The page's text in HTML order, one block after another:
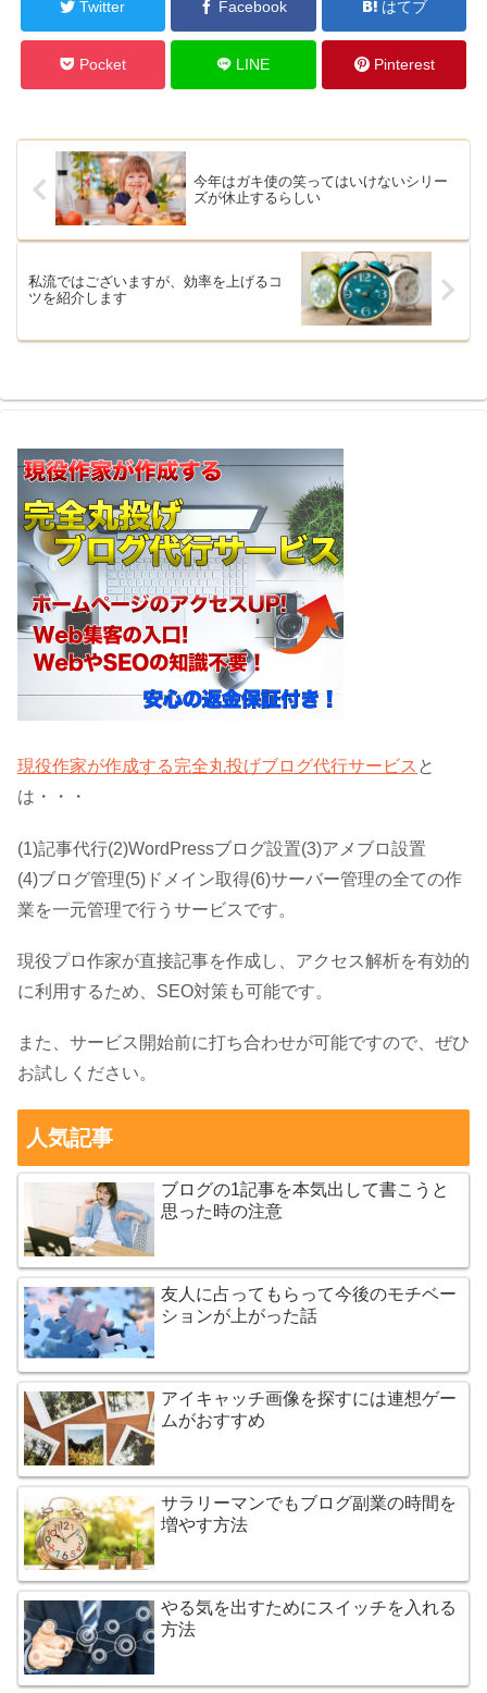
Twitter Facebook はてブ
Pocket LINE Pinterest
今年はガキ使の笑ってはいけないシリー
ズが休止するらしい
私流ではございますが、効率を上げるコ
ツを紹介します
現役作家が作成する完全丸投げブログ代行サービス と
は・・・
(1)記事代行(2)WordPressブログ設置(3)アメブロ設置
(4)ブログ管理(5)ドメイン取得(6)サーバー管理の全ての作
業を一元管理で行うサービスです。
現役プロ作家が直接記事を作成し、アクセス解析を有効的
に利用するため、SEO対策も可能です。
また、サービス開始前に打ち合わせが可能ですので、ぜひ
お試しください。
人気記事
ブログの1記事を本気出して書こうと
思った時の注意
友人に占ってもらって今後のモチベー
ションが上がった話
アイキャッチ画像を探すには連想ゲー
ムがおすすめ
サラリーマンでもブログ副業の時間を
増やす方法
やる気を出すためにスイッチを入れる
方法